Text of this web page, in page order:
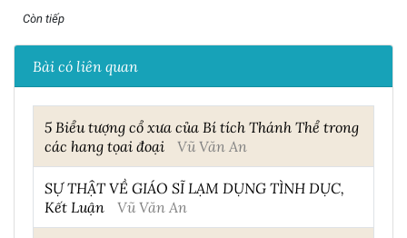
Còn tiếp
Bài có liên quan
5 Biểu tượng cổ xưa của Bí tích Thánh Thể trong
các hang tọai đoại
Vũ Văn An
SỰ THẬT VỀ GIÁO SĨ LẠM DỤNG TÌNH DỤC,
Kết Luận
Vũ Văn An